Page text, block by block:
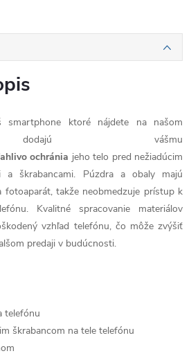
ktoré nájdete na našom
vášmu
ochránia jeho telo pred nežiadúcim
a škrabancami. Púzdra a obaly majú
takže neobmedzuje prístup k
Kvalitné spracovanie materiálov
vzhľad telefónu, čo môže zvýšiť
predaji v budúcnosti.
telefónu
škrabancom na tele telefónu